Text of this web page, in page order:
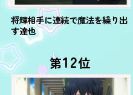
将輝相手に連続で魔法を繰り出
す達也
第12位